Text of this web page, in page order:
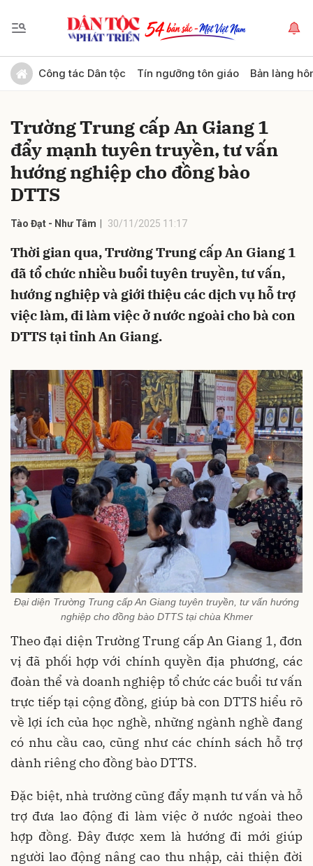
Công tác Dân tộc Tín ngưỡng tôn giáo Bản làng
Trường Trung cấp An Giang 1
đẩy mạnh tuyên truyền, tư vấn
hướng nghiệp cho đồng bào
DTTS
Tào Đạt - Như Tâm 30/11/2025 11:17
Thời gian qua, Trường Trung cấp An Giang 1
đã tổ chức nhiều buổi tuyên truyền, tư vấn,
hướng nghiệp và giới thiệu các dịch vụ hỗ trợ
việc làm, đi làm việc ở nước ngoài cho bà con
DTTS tại tỉnh An Giang.
Đại diện Trường Trung cấp An Giang tuyên truyền, tư vấn hướng
nghiệp cho đồng bào DTTS tại chùa Khmer
Theo đại diện Trường Trung cấp An Giang 1, đơn
vị đã phối hợp với chính quyền địa phương, các
đoàn thể và doanh nghiệp tổ chức các buổi tư vấn
trực tiếp tại cộng đồng, giúp bà con DTTS hiểu rõ
về lợi ích của học nghề, những ngành nghề đang
có nhu cầu cao, cũng như các chính sách hỗ trợ
dành riêng cho đồng bào DTTS.
Đặc biệt, nhà trường cũng đẩy mạnh tư vấn và hỗ
trợ đưa lao động đi làm việc ở nước ngoài theo
hợp đồng. Đây được xem là hướng đi mới giúp
người lao động nâng cao thu nhập, cải thiện đời
Gửi bình luận